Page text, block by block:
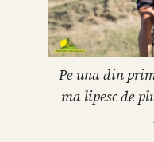
Pe una din
ma lipesc de